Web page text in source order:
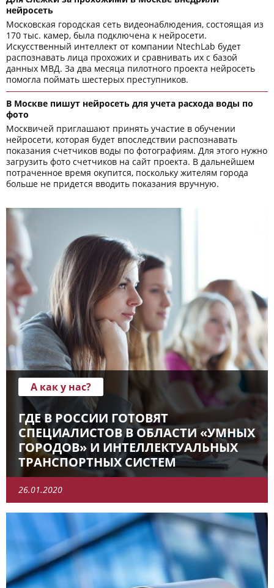
нейросеть
Московская городская сеть видеонаблюдения, состоящая из
170 тыс. камер, была подключена к нейросети.
Искусственный интеллект от компании NtechLab будет
распознавать лица прохожих и сравнивать их с базой
данных МВД. За два месяца пилотного проекта нейросеть
помогла поймать шестерых преступников.
В Москве пишут нейросеть для учета расхода воды по
фото
Москвичей приглашают принять участие в обучении
нейросети, которая будет впоследствии распознавать
показания счетчиков воды по фотографиям. Для этого нужно
загрузить фото счетчиков на сайт проекта. В дальнейшем
потраченное время окупится, поскольку жителям города
больше не придется вводить показания вручную.
А как у нас?
ГДЕ В РОССИИ ГОТОВЯТ
СПЕЦИАЛИСТОВ В ОБЛАСТИ «УМНЫХ
ГОРОДОВ» И ИНТЕЛЛЕКТУАЛЬНЫХ
ТРАНСПОРТНЫХ СИСТЕМ
26.01.2020